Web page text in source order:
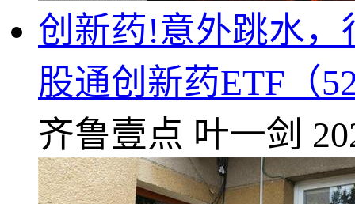
创新药!意外跳水，
股通创新药ETF（
齐鲁壹点 叶一剑